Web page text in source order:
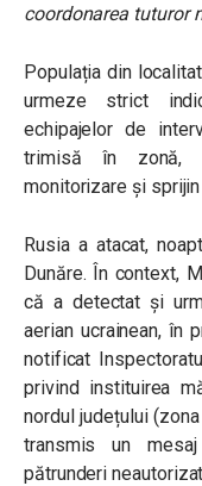
coordonarea tuturor
Populația din
urmeze strict
echipajelor de
trimisă în zonă,
monitorizare și
Rusia a atacat,
Dunăre. În context,
că a detectat și
aerian ucrainean, în
notificat
privind instituirea
nordul județului
transmis un
pătrunderi